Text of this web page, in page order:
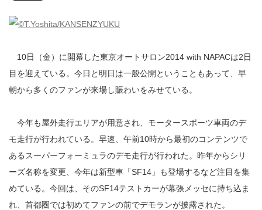
10日（金）に開幕した東京オートサロン2014 with NAPACは2日
目を迎えている。今日と明日は一般公開ということもあって、早
朝から多くのファンが来場し賑わいをみせている。
今年も屋外走行エリアが用意され、モータースポーツ車両のデ
モ走行が行われている。早速、午前10時から最初のコンテンツで
あるスーパーフォーミュラのデモ走行が行われた。昨年からシリ
ーズ名称を変更、今年は新型車「SF14」も登場するなど注目を集
めている。今回は、そのSF14テストカーが幕張メッセに持ち込ま
れ、首都圏では初めてファンの前でデモランが披露された。